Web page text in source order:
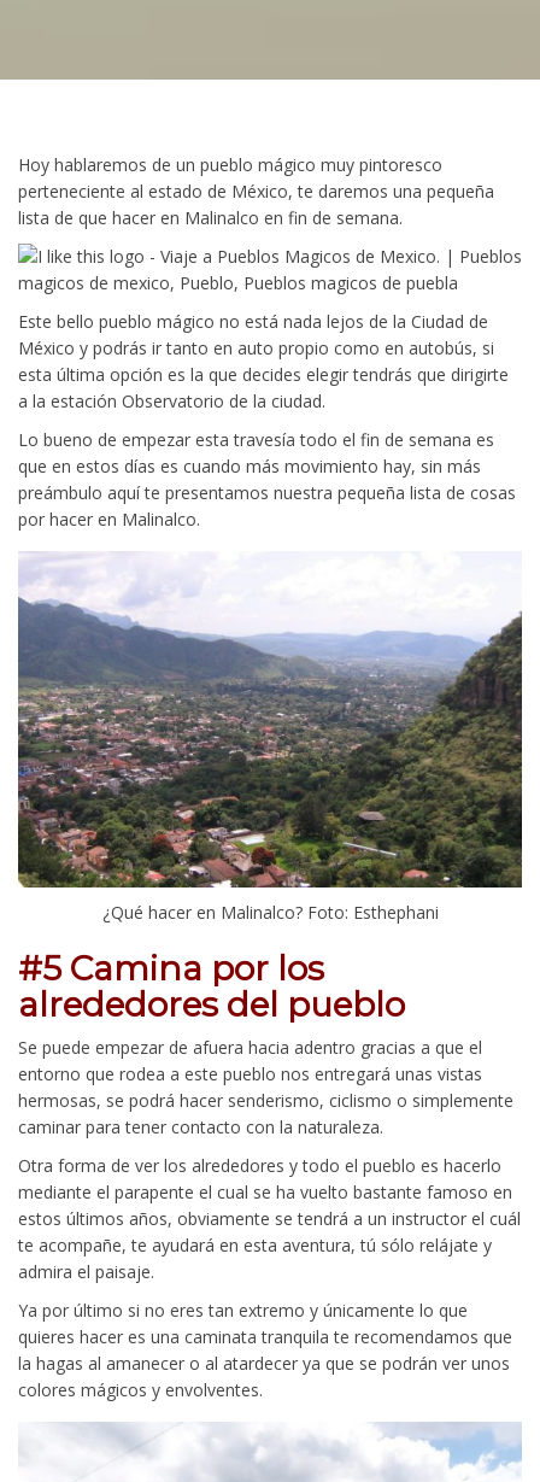
Hoy hablaremos de un pueblo mágico muy pintoresco
perteneciente al estado de México, te daremos una pequeña
lista de que hacer en Malinalco en fin de semana.
Este bello pueblo mágico no está nada lejos de la Ciudad de
México y podrás ir tanto en auto propio como en autobús, si
esta última opción es la que decides elegir tendrás que dirigirte
a la estación Observatorio de la ciudad.
Lo bueno de empezar esta travesía todo el fin de semana es
que en estos días es cuando más movimiento hay, sin más
preámbulo aquí te presentamos nuestra pequeña lista de cosas
por hacer en Malinalco.
¿Qué hacer en Malinalco? Foto: Esthephani
#5 Camina por los
alrededores del pueblo
Se puede empezar de afuera hacia adentro gracias a que el
entorno que rodea a este pueblo nos entregará unas vistas
hermosas, se podrá hacer senderismo, ciclismo o simplemente
caminar para tener contacto con la naturaleza.
Otra forma de ver los alrededores y todo el pueblo es hacerlo
mediante el parapente el cual se ha vuelto bastante famoso en
estos últimos años, obviamente se tendrá a un instructor el cuál
te acompañe, te ayudará en esta aventura, tú sólo relájate y
admira el paisaje.
Ya por último si no eres tan extremo y únicamente lo que
quieres hacer es una caminata tranquila te recomendamos que
la hagas al amanecer o al atardecer ya que se podrán ver unos
colores mágicos y envolventes.